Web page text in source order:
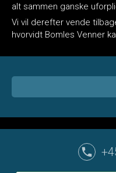
alt sammen ganske
Vi vil derefter vende
hvorvidt Bomles Venner